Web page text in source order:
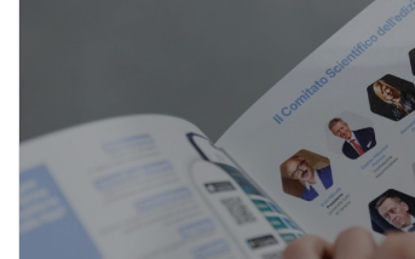
I componenti
del Comitato
Scientifico
2026